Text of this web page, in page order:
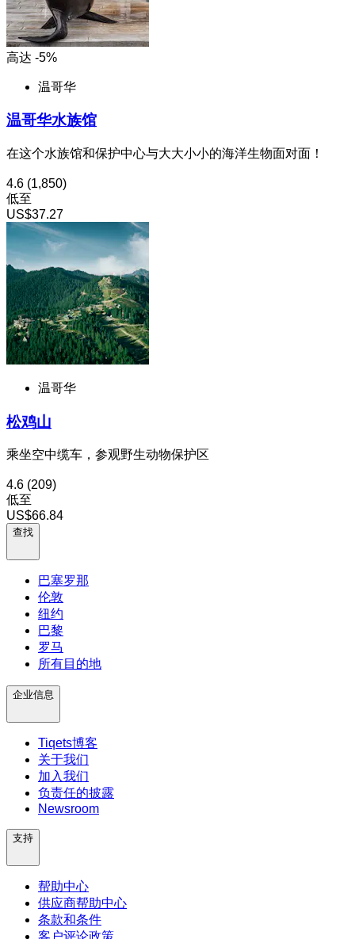
高达 -5%
温哥华
温哥华水族馆
在这个水族馆和保护中心与大大小小的海洋生物面对面！
4.6 (1,850)
低至
US$37.27
温哥华
松鸡山
乘坐空中缆车，参观野生动物保护区
4.6 (209)
低至
US$66.84
查找
巴塞罗那
伦敦
纽约
巴黎
罗马
所有目的地
企业信息
Tiqets博客
关于我们
加入我们
负责任的披露
Newsroom
支持
帮助中心
供应商帮助中心
条款和条件